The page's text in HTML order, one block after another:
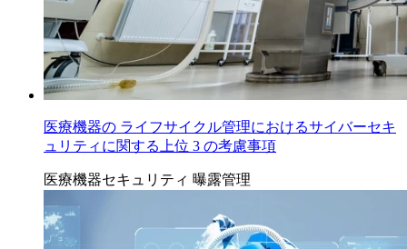
医療機器の ライフサイクル管理におけるサイバーセキ
ュリティに関する上位 3 の考慮事項
医療機器セキュリティ 曝露管理